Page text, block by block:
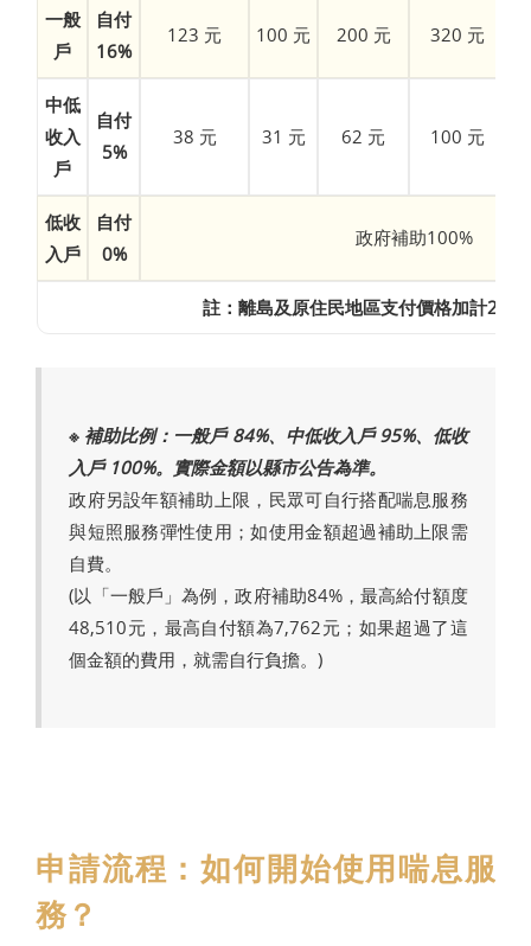
一般
戶
自付
16%
123 元 100 元 200 元 320 元
中低
收入
戶
自付
5%
38 元 31 元 62 元 100 元
低收
入戶
自付
0%
政府補助100%
註：離島及原住民地區支付價格加計20%
※ 補助比例：一般戶 84%、中低收入戶 95%、低收
入戶 100%。實際金額以縣市公告為準。
政府另設年額補助上限，民眾可自行搭配喘息服務
與短照服務彈性使用；如使用金額超過補助上限需
自費。
(以「一般戶」為例，政府補助84%，最高給付額度
48,510元，最高自付額為7,762元；如果超過了這
個金額的費用，就需自行負擔。)
申請流程：如何開始使用喘息服
務？